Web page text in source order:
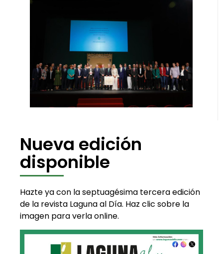
Nueva edición
disponible
Hazte ya con la septuagésima tercera edición
de la revista Laguna al Día. Haz clic sobre la
imagen para verla online.